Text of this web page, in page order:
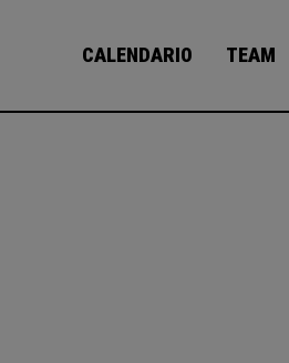
CALENDARIO TEAM